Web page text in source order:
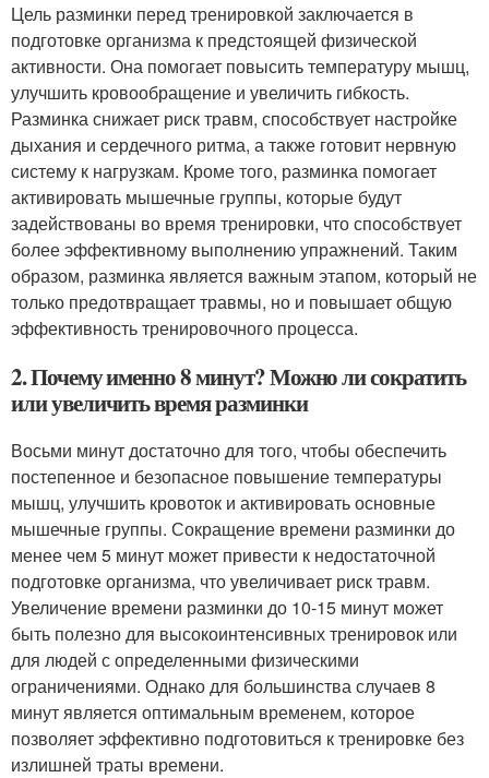
Цель разминки перед тренировкой заключается в
подготовке организма к предстоящей физической
активности. Она помогает повысить температуру мышц,
улучшить кровообращение и увеличить гибкость.
Разминка снижает риск травм, способствует настройке
дыхания и сердечного ритма, а также готовит нервную
систему к нагрузкам. Кроме того, разминка помогает
активировать мышечные группы, которые будут
задействованы во время тренировки, что способствует
более эффективному выполнению упражнений. Таким
образом, разминка является важным этапом, который не
только предотвращает травмы, но и повышает общую
эффективность тренировочного процесса.
2. Почему именно 8 минут? Можно ли сократить
или увеличить время разминки
Восьми минут достаточно для того, чтобы обеспечить
постепенное и безопасное повышение температуры
мышц, улучшить кровоток и активировать основные
мышечные группы. Сокращение времени разминки до
менее чем 5 минут может привести к недостаточной
подготовке организма, что увеличивает риск травм.
Увеличение времени разминки до 10-15 минут может
быть полезно для высокоинтенсивных тренировок или
для людей с определенными физическими
ограничениями. Однако для большинства случаев 8
минут является оптимальным временем, которое
позволяет эффективно подготовиться к тренировке без
излишней траты времени.